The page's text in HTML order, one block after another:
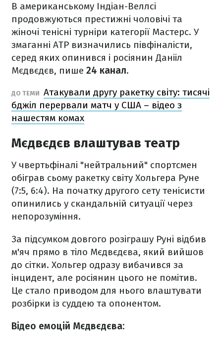
В американському Індіан-Веллсі
продовжуються престижні чоловічі та
жіночі тенісні турніри категорії Мастерс. У
змаганні ATP визначились півфіналісти,
серед яких опинився і росіянин Данііл
Мєдвєдєв, пише 24 канал.
ДО ТЕМИ Атакували другу ракетку світу: тисячі
бджіл перервали матч у США – відео з
нашестям комах
Мєдвєдєв влаштував театр
У чвертьфіналі "нейтральний" спортсмен
обіграв сьому ракетку світу Хольгера Руне
(7:5, 6:4). На початку другого сету тенісисти
опинились у скандальній ситуації через
непорозуміння.
За підсумком довгого розіграшу Руні відбив
м'яч прямо в тіло Мєдвєдєва, який вийшов
до сітки. Хольгер одразу вибачився за
інцидент, але росіянин цього не помітив.
Це стало приводом для нього влаштувати
розбірки із суддею та опонентом.
Відео емоцій Мєдвєдєва: